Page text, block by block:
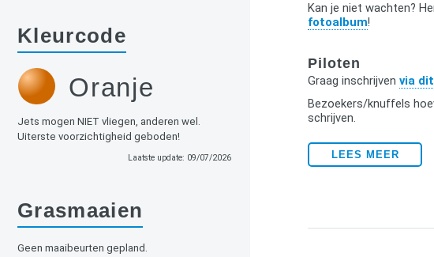
Kan je niet wachten?
fotoalbum!
Piloten
Graag inschrijven via
Bezoekers/knuffels
schrijven.
LEES MEER
Kleurcode
Oranje
Jets mogen NIET vliegen, anderen wel.
Uiterste voorzichtigheid geboden!
Laatste update: 09/07/2026
Grasmaaien
Geen maaibeurten gepland.